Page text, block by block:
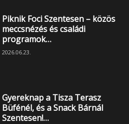
Piknik Foci Szentesen – közös
meccsnézés és családi
programok…
2026.06.23.
Gyereknap a Tisza Terasz
Büfénél, és a Snack Bárnál
Szentesen!…